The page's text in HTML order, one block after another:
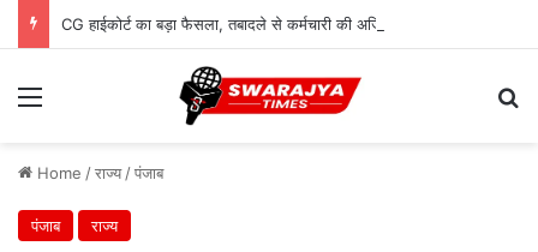
Menu
Home /राज्य /पंजाब
पंजाब राज्य